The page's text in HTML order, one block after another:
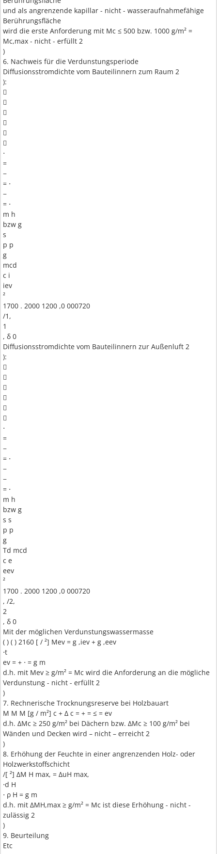
und als angrenzende kapillar - nicht - wasseraufnahmefähige
Berührungsfläche
wird die erste Anforderung mit Mc ≤ 500 bzw. 1000 g/m² =
Mc,max - nicht - erfüllt 2
)
6. Nachweis für die Verdunstungsperiode
Diffusionsstromdichte vom Bauteilinnern zum Raum 2
):






⋅
=
−
= ⋅
−
= ⋅
m h
bzw g
s
p p
g
mcd
c i
iev
²
1700 . 2000 1200 ,0 000720
/1,
1
, δ 0
Diffusionsstromdichte vom Bauteilinnern zur Außenluft 2
):






⋅
=
−
= ⋅
−
−
= ⋅
m h
bzw g
s s
p p
g
Td mcd
c e
eev
²
1700 . 2000 1200 ,0 000720
, /2,
2
, δ 0
Mit der möglichen Verdunstungswassermasse
( ) ( ) 2160 [ / ²] Mev = g ,iev + g ,eev
⋅t
ev = + ⋅ = g m
d.h. mit Mev ≥ g/m² = Mc wird die Anforderung an die mögliche
Verdunstung - nicht - erfüllt 2
)
7. Rechnerische Trocknungsreserve bei Holzbauart
M M M [g / m²] c + ∆ c = + = ≤ = ev
d.h. ∆Mc ≥ 250 g/m² bei Dächern bzw. ∆Mc ≥ 100 g/m² bei
Wänden und Decken wird – nicht – erreicht 2
)
8. Erhöhung der Feuchte in einer angrenzenden Holz- oder
Holzwerkstoffschicht
/[ ²] ∆M H max, = ∆uH max,
⋅d H
⋅ ρ H = g m
d.h. mit ∆MH,max ≥ g/m² = Mc ist diese Erhöhung - nicht -
zulässig 2
)
9. Beurteilung
Etc